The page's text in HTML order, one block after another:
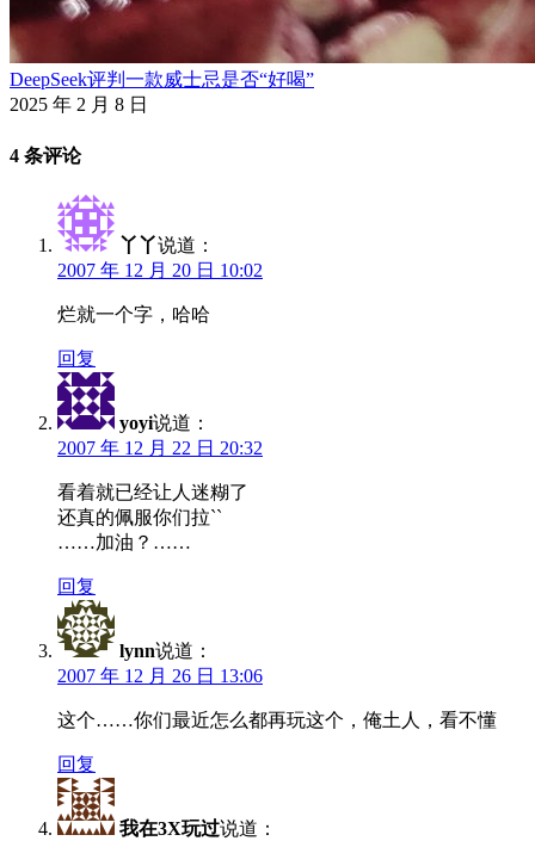
DeepSeek评判一款威士忌是否“好喝”
2025 年 2 月 8 日
4 条评论
丫丫说道：
2007 年 12 月 20 日 10:02
烂就一个字，哈哈
回复
yoyi说道：
2007 年 12 月 22 日 20:32
看着就已经让人迷糊了
还真的佩服你们拉``
……加油？……
回复
lynn说道：
2007 年 12 月 26 日 13:06
这个……你们最近怎么都再玩这个，俺土人，看不懂
回复
我在3X玩过说道：